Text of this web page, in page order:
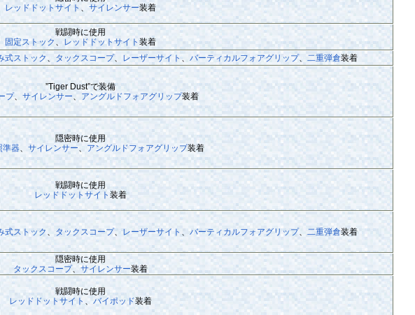
レッドドットサイト 、 サイレンサー装着
戦闘時に使用
固定ストック 、 レッドドットサイト 装着
式ストック 、 タックスコープ、 レーザーサイト、 バーティカルフォアグリップ、 二重弾倉装着
”Tiger Dust”で装備
プ、 サイレンサー、 アングルドフォアグリップ装着
隠密時に使用
準器、サイレンサー、 アングルドフォアグリップ装着
戦闘時に使用
レッドドットサイト 装着
式ストック 、 タックスコープ、レーザーサイト 、バーティカルフォアグリップ、 二重弾倉装着
隠密時に使用
タックスコープ、サイレンサー装着
戦闘時に使用
レッドドットサイト 、バイポッド装着